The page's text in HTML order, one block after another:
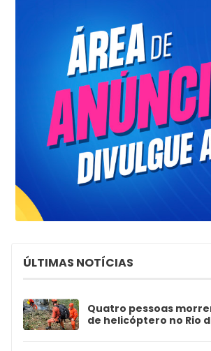
ÚLTIMAS NOTÍCIAS
Quatro pessoas
de helicóptero no Rio